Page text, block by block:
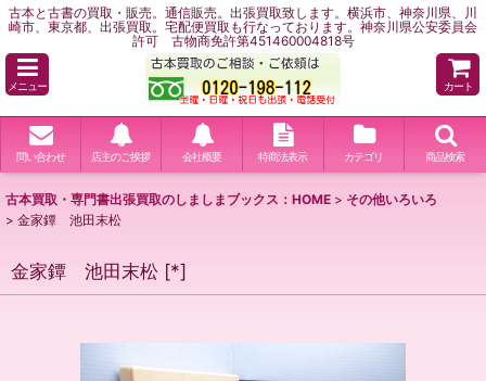
古本と古書の買取・販売。通信販売。出張買取致します。横浜市、神奈川県、川
崎市、東京都、出張買取。宅配便買取も行なっております。神奈川県公安委員会
許可 古物商免許第451460004818号
メニュー カート
問い合わせ 店主のご挨拶 会社概要 特商法表示 カテゴリ 商品検索
古本買取・専門書出張買取のしましまブックス：HOME > その他いろいろ
> 金家鐔 池田末松
金家鐔 池田末松 [*]